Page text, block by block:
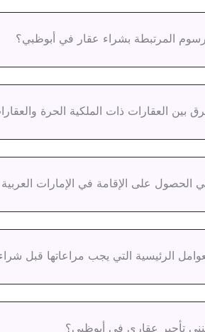
المرتبطة بشراء عقار في أبوظبي؟
بين العقارات ذات الملكية الحرة
الحصول على الإقامة في الإمارات
الرئيسية التي يجب مراعاتها قبل
تأجير عقاري في أبوظبي؟